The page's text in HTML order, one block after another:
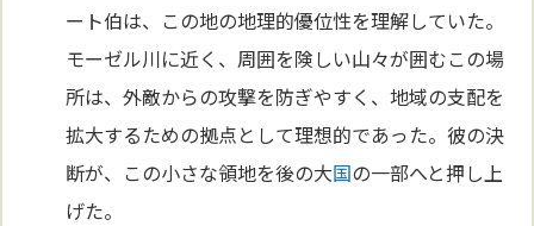
ート伯は、この地の地理的優位性を理解していた。
モーゼル川に近く、周囲を険しい山々が囲むこの場
所は、外敵からの攻撃を防ぎやすく、地域の支配を
拡大するための拠点として理想的であった。彼の決
断が、この小さな領地を後の大国の一部へと押し上
げた。